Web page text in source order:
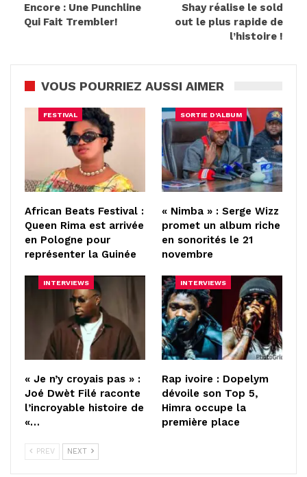
Encore : Une Punchline
Qui Fait Trembler!
Shay réalise le sold
out le plus rapide de
l’histoire !
VOUS POURRIEZ AUSSI AIMER
FESTIVAL
African Beats Festival :
Queen Rima est arrivée
en Pologne pour
représenter la Guinée
SORTIE D'ALBUM
« Nimba » : Serge Wizz
promet un album riche
en sonorités le 21
novembre
INTERVIEWS
« Je n’y croyais pas » :
Joé Dwèt Filé raconte
l’incroyable histoire de
«…
INTERVIEWS
Rap ivoire : Dopelym
dévoile son Top 5,
Himra occupe la
première place
PREV NEXT